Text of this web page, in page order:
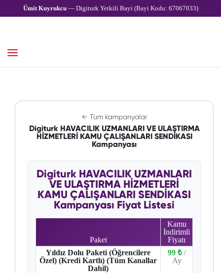
Ümit Kuyrukcu— Digiturk Yetkili Bayi (Bayi Kodu: 67067033)
← Tüm kampanyalar
Digiturk HAVACILIK UZMANLARI VE ULAŞTIRMA
HİZMETLERİ KAMU ÇALIŞANLARI SENDİKASI
Kampanyası
Digiturk HAVACILIK UZMANLARI
VE ULAŞTIRMA HİZMETLERİ
KAMU ÇALIŞANLARI SENDİKASI
Kampanyası Fiyat Listesi
Paket
Kamu
İndirimli
Fiyatı
Yıldız Dolu Paketi (Öğrencilere
Özel) (Kredi Kartlı) (Tüm Kanallar
Dahil)
99 ₺ /
Ay